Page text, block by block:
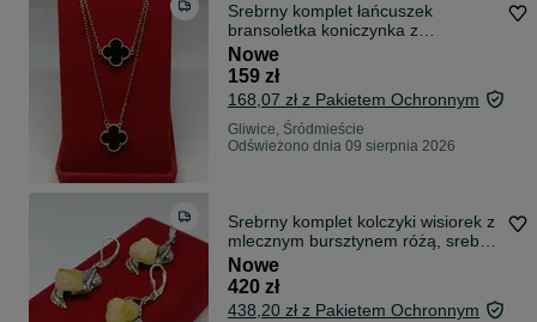
Srebrny komplet łańcuszek
bransoletka koniczynka z
Onyksem, srebro próby 925
Nowe
159 zł
168,07 zł z Pakietem Ochronnym
Gliwice, Śródmieście
Odświeżono dnia 09 sierpnia 2026
Srebrny komplet kolczyki wisiorek z
mlecznym bursztynem różą, srebro
próby 925
Nowe
420 zł
438,20 zł z Pakietem Ochronnym